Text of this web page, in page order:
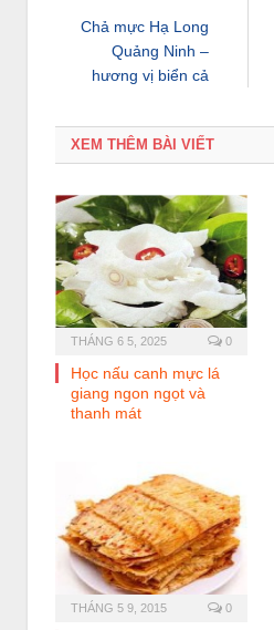
Chả mực Hạ Long
Quảng Ninh –
hương vị biển cả
XEM THÊM BÀI VIẾT
THÁNG 6 5, 2025 0
Học nấu canh mực lá
giang ngon ngọt và
thanh mát
THÁNG 5 9, 2015 0